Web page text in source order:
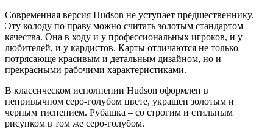
Современная версия Hudson не уступает предшественнику.
Эту колоду по праву можно считать золотым стандартом
качества. Она в ходу и у профессиональных игроков, и у
любителей, и у кардистов. Карты отличаются не только
потрясающе красивым и детальным дизайном, но и
прекрасными рабочими характеристиками.
В классическом исполнении Hudson оформлен в
непривычном серо-голубом цвете, украшен золотым и
черным тиснением. Рубашка – со строгим и стильным
рисунком в том же серо-голубом.